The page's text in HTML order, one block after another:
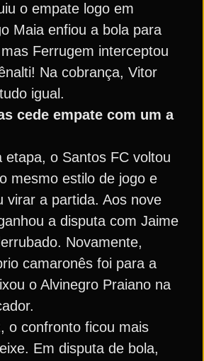
o empate logo em
Maia enfiou a bola para
Ferrugem interceptou
Na cobrança, Vitor
igual.
cede empate com um a
etapa, o Santos FC voltou
mesmo estilo de jogo e
virar a partida. Aos nove
a disputa com Jaime
Novamente,
camaronês foi para a
o Alvinegro Praiano na
o confronto ficou mais
Em disputa de bola,